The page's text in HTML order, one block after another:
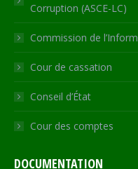
Corruption (ASCE-LC)
Commission de
Cour de cassation
Conseil d’État
Cour des comptes
DOCUMENTATION